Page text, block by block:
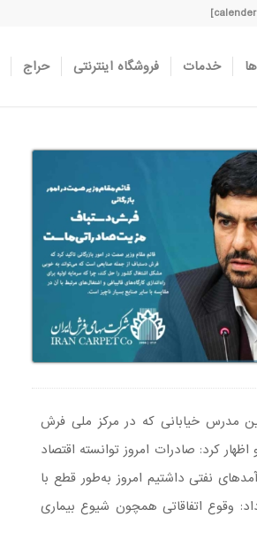
خدمات فروشگاه اینترنتی حراج
مدرس خیابانی که در مرکز ملی فرش
کرد: صادرات امروز توانسته اقتصاد
نفتی داشتیم امروز به‌طور قطع با
وقوع اتفاقاتی همچون شیوع بیماری